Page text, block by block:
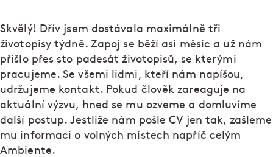
Skvělý! Dřív jsem dostávala maximálně tři
životopisy týdně. Zapoj se běží asi měsíc a už nám
přišlo přes sto padesát životopisů, se kterými
pracujeme. Se všemi lidmi, kteří nám napíšou,
udržujeme kontakt. Pokud člověk zareaguje na
aktuální výzvu, hned se mu ozveme a domluvíme
další postup. Jestliže nám pošle CV jen tak, zašleme
mu informaci o volných místech napříč celým
Ambiente.